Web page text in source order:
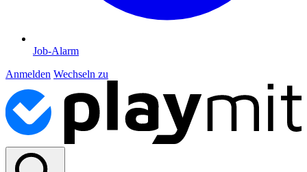
Job-Alarm
Anmelden Wechseln zu